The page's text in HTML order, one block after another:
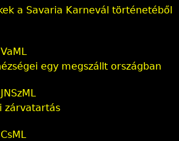
a Savaria Karnevál történetéből
egy megszállt országban
zárvatartás